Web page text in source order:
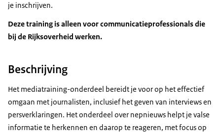
je inschrijven.
Deze training is alleen voor communicatieprofessionals die
bij de Rijksoverheid werken.
Beschrijving
Het mediatraining-onderdeel bereidt je voor op het effectief
omgaan met journalisten, inclusief het geven van interviews en
persverklaringen. Het onderdeel over nepnieuws helpt je valse
informatie te herkennen en daarop te reageren, met focus op